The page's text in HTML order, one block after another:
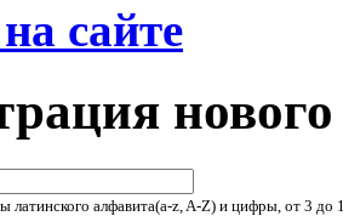
сайте
латинского алфавита(a-z, A-Z) и цифры, от 3 до